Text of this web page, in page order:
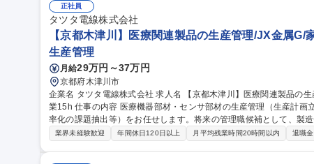
正社員
タツタ電線株式会社
【京都木津川】医療関連製品の生産管理/JX金属G/
生産管理
月給29万円～37万円
京都府木津川市
企業名 タツタ電線株式会社 求人名 【京都木津川】医療関連製品の生産管理/JX金属G/家賃補助8割・借上社宅/残
業15h 仕事の内容 医療機器部材・センサ部材の生産管理（生産計画立案、製品在庫調整、外注先の納期管理、効
率化の課題抽出等）をお任せします。将来の管理職候補として、製
ジションです。 京都工場や外注先に対する生産稼働・製品出荷・物流の管理を担当。営業部門と連携した業務効
業界未経験歓迎 年間休日120日以上 月平均残業時間20時間以内 退職